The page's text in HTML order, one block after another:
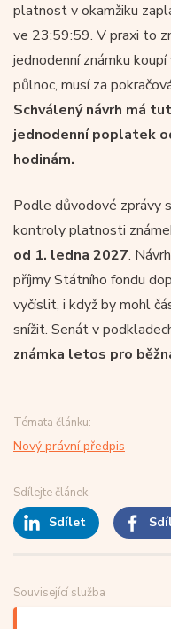
platnost v okamžiku
ve 23:59:59. V praxi to
jednodenní známku
půlnoc, musí za
Schválený návrh má
jednodenní poplatek
hodinám.
Podle důvodové zprávy
kontroly platnosti
od 1. ledna 2027.
příjmy Státního fondu
vyčíslit, i když by mohl
snížit. Senát v
známka letos pro
Témata článku:
Nový právní předpis
Sdílejte článek
Sdílet
Související služba